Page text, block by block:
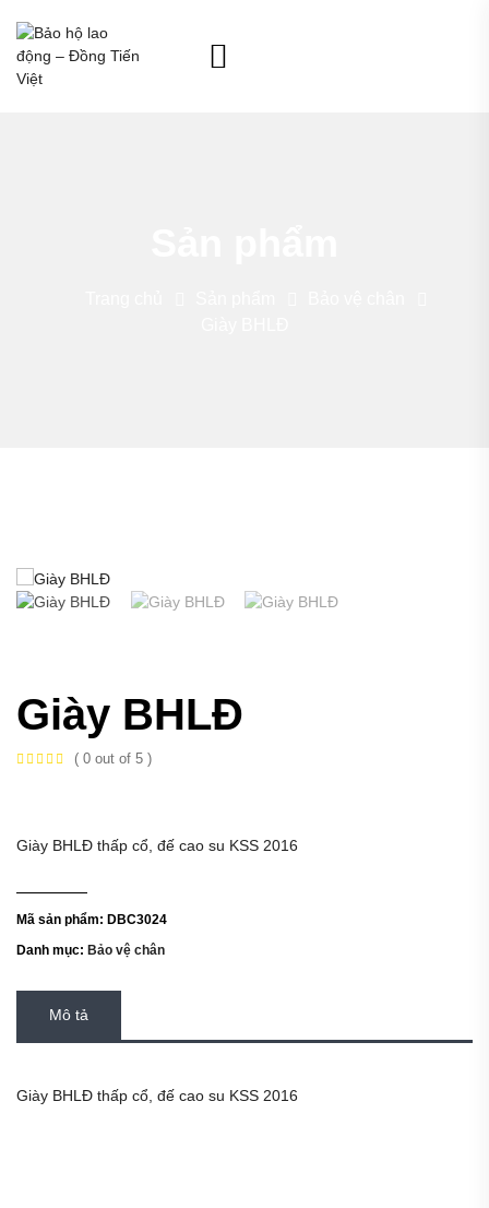
Giày BHLĐ
( 0 out of 5 )
Giày BHLĐ thấp cổ, đế cao su KSS 2016
Mã sản phẩm: DBC3024
Danh mục: Bảo vệ chân
Mô tả
Giày BHLĐ thấp cổ, đế cao su KSS 2016